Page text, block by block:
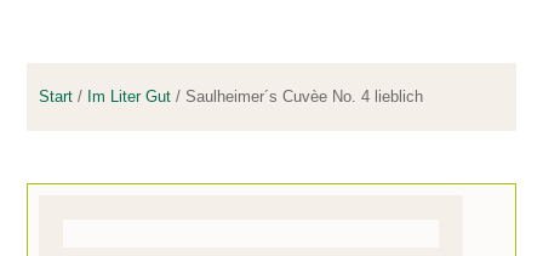
Start / Im Liter Gut / Saulheimer´s Cuvèe No. 4 lieblich